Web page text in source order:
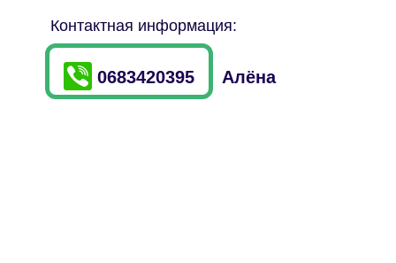
Контактная информация:
0683420395 Алёна